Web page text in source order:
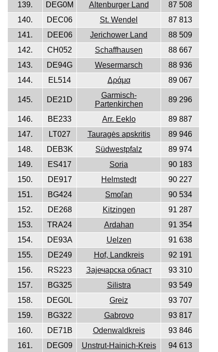
139.
DEG0M Altenburger Land
87 508
140.
DEC06 St. Wendel
87 813
141.
DEE06 Jerichower Land
88 509
142.
CH052 Schaffhausen
88 667
143.
DE94G Wesermarsch
88 936
144.
EL514 Δράμα 89 067
145. DE21D
Garmisch-
Partenkirchen
89 296
146. BE233 Arr. Eeklo
89 887
147.
LT027 Tauragės apskritis
89 946
148.
DEB3K Südwestpfalz
89 974
149.
ES417 Soria
90 183
150.
DE917 Helmstedt
90 227
151.
BG424 Smoľan
90 534
152.
DE268 Kitzingen
91 287
153.
TRA24 Ardahan
91 354
154.
DE93A Uelzen
91 638
155.
DE249 Hof, Landkreis
92 191
156.
RS223 Зајечарска област
93 310
157.
BG325 Silistra
93 549
158.
DEG0L Greiz
93 707
159.
BG322 Gabrovo
93 817
160.
DE71B Odenwaldkreis
93 846
161.
DEG09 Unstrut-Hainich-Kreis 94 613